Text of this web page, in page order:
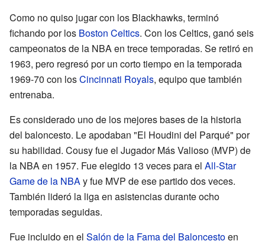
Como no quiso jugar con los Blackhawks, terminó
fichando por los Boston Celtics. Con los Celtics, ganó seis
campeonatos de la NBA en trece temporadas. Se retiró en
1963, pero regresó por un corto tiempo en la temporada
1969-70 con losCincinnati Royals, equipo que también
entrenaba.
Es considerado uno de los mejores bases de la historia
del baloncesto. Le apodaban "El Houdini del Parqué" por
su habilidad. Cousy fue el Jugador Más Valioso (MVP) de
la NBA en 1957. Fue elegido 13 veces para el All-Star
Game de la NBAy fue MVP de ese partido dos veces.
También lideró la liga en asistencias durante ocho
temporadas seguidas.
Fue incluido en el Salón de la Fama del Baloncestoen